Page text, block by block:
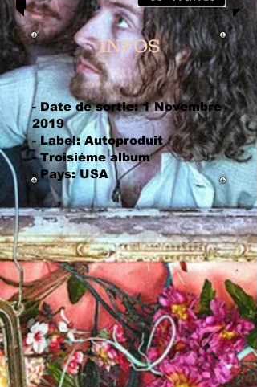
INFOS
- Date de sortie: 1 Novembre
2019
- Label: Autoproduit
- Troisième album
- Pays: USA